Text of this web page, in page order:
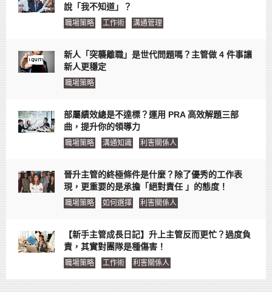
說「我不知道」？
職場策略 工作術 溝通管理
新人「突襲離職」是世代問題嗎？主管做 4 件事讓
新人更穩定
職場策略
部屬績效總是不達標？運用 PRA 高效解題三部
曲，提升你的領導力
職場策略 溝通知識 利害關係人
晉升主管的終極條件是什麼？除了優秀的工作表
現，更重要的是承擔「絕對責任 」的態度！
職場策略 如何選擇 利害關係人
【新手主管成長日記】升上主管反而更忙？過度負
責，其實對團隊是種傷害！
職場策略 工作術 利害關係人